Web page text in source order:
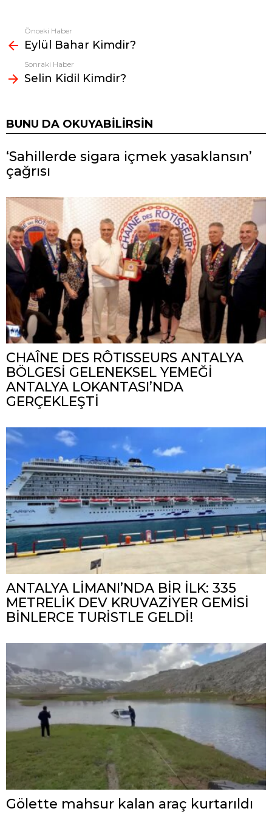
Fazlasına
bak
Önceki Haber
Eylül Bahar Kimdir?
Sonraki Haber
Selin Kidil Kimdir?
BUNU DA OKUYABILIRSIN
‘Sahillerde sigara içmek yasaklansın’
çağrısı
CHAÎNE DES RÔTISSEURS ANTALYA
BÖLGESİ GELENEKSEL YEMEĞİ
ANTALYA LOKANTASI’NDA
GERÇEKLEŞTİ
ANTALYA LİMANI’NDA BİR İLK: 335
METRELİK DEV KRUVAZİYER GEMİSİ
BİNLERCE TURİSTLE GELDİ!
Gölette mahsur kalan araç kurtarıldı